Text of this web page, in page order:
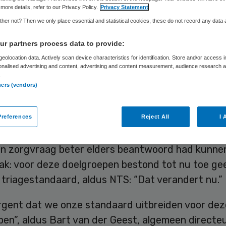
Nederlandse Triage Standaard (NTS) ontwikkelt
voor ouderenzorg en gehandicaptenzorg.
zorgvraag beter elders beantwoord had
voor deze doelgroepen bestond tot nu toe
aldus NTS: “Dat verandert nu.”
dat we onze standaard uitbreiden voor
aldus Bart van der Geest, algemeen
details, refer to our Privacy Policy. Privacy Statement
not? Then we only place essential and statistical cookies, these do not record any data
partners process data to provide:
data. Actively scan device characteristics for identification. Store and/or access
advertising and content, advertising and content measurement, audience research
(vendors)
Reject All I